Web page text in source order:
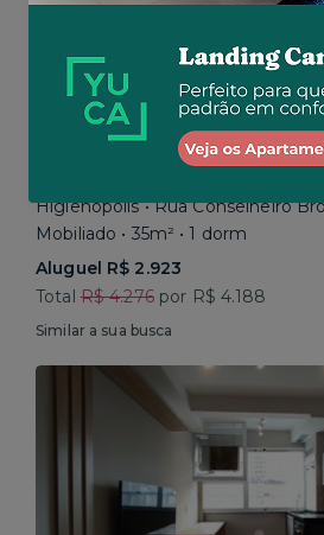
Promoção até 15/08
Higienópolis • Rua Conselheiro
Mobiliado • 35m² • 1 dorm
Aluguel R$ 2.923
Total R$ 4.276por R$ 4.188
Similar a sua busca